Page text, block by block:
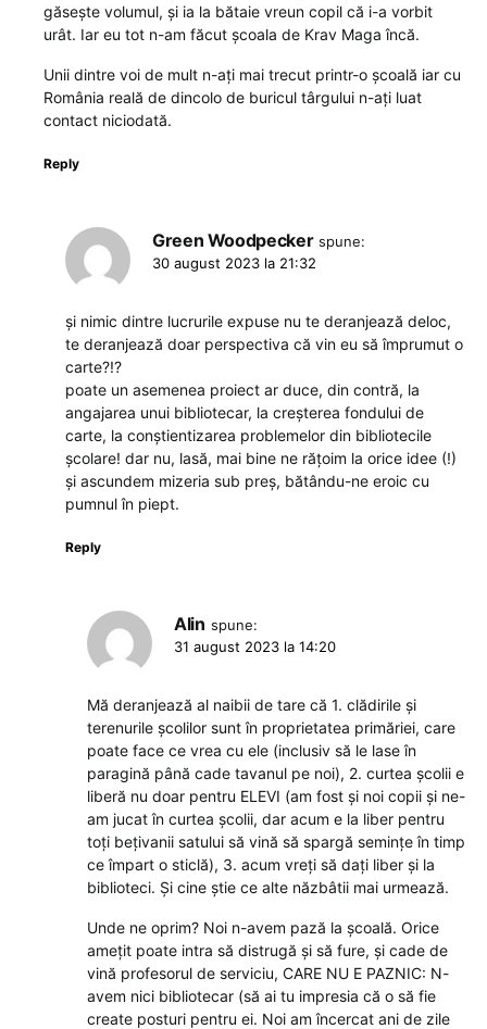
găsește volumul, și ia la bătaie vreun copil că i-a vorbit
urât. Iar eu tot n-am făcut școala de Krav Maga încă.
Unii dintre voi de mult n-ați mai trecut printr-o școală iar cu
România reală de dincolo de buricul târgului n-ați luat
contact niciodată.
Reply
Green Woodpecker spune:
30 august 2023 la 21:32
și nimic dintre lucrurile expuse nu te deranjează deloc,
te deranjează doar perspectiva că vin eu să împrumut o
carte?!?
poate un asemenea proiect ar duce, din contră, la
angajarea unui bibliotecar, la creșterea fondului de
carte, la conștientizarea problemelor din bibliotecile
școlare! dar nu, lasă, mai bine ne rățoim la orice idee (!)
și ascundem mizeria sub preș, bătându-ne eroic cu
pumnul în piept.
Reply
Alin spune:
31 august 2023 la 14:20
Mă deranjează al naibii de tare că 1. clădirile și
terenurile școlilor sunt în proprietatea primăriei, care
poate face ce vrea cu ele (inclusiv să le lase în
paragină până cade tavanul pe noi), 2. curtea școlii e
liberă nu doar pentru ELEVI (am fost și noi copii și ne-
am jucat în curtea școlii, dar acum e la liber pentru
toți bețivanii satului să vină să spargă semințe în timp
ce împart o sticlă), 3. acum vreți să dați liber și la
biblioteci. Și cine știe ce alte năzbâtii mai urmează.
Unde ne oprim? Noi n-avem pază la școală. Orice
amețit poate intra să distrugă și să fure, și cade de
vină profesorul de serviciu, CARE NU E PAZNIC: N-
avem nici bibliotecar (să ai tu impresia că o să fie
create posturi pentru ei. Noi am încercat ani de zile